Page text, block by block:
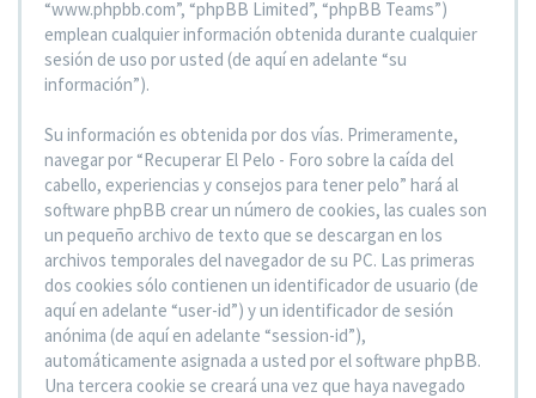
“www.phpbb.com”, “phpBB Limited”, “phpBB Teams”)
emplean cualquier información obtenida durante cualquier
sesión de uso por usted (de aquí en adelante “su
información”).
Su información es obtenida por dos vías. Primeramente,
navegar por “Recuperar El Pelo - Foro sobre la caída del
cabello, experiencias y consejos para tener pelo” hará al
software phpBB crear un número de cookies, las cuales son
un pequeño archivo de texto que se descargan en los
archivos temporales del navegador de su PC. Las primeras
dos cookies sólo contienen un identificador de usuario (de
aquí en adelante “user-id”) y un identificador de sesión
anónima (de aquí en adelante “session-id”),
automáticamente asignada a usted por el software phpBB.
Una tercera cookie se creará una vez que haya navegado